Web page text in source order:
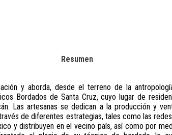
Resumen
y aborda, desde el terreno de la
Bordados de Santa Cruz, cuyo lugar de
Las artesanas se dedican a la producción y
de diferentes estrategias, tales como las
y distribuyen en el vecino país, así como por